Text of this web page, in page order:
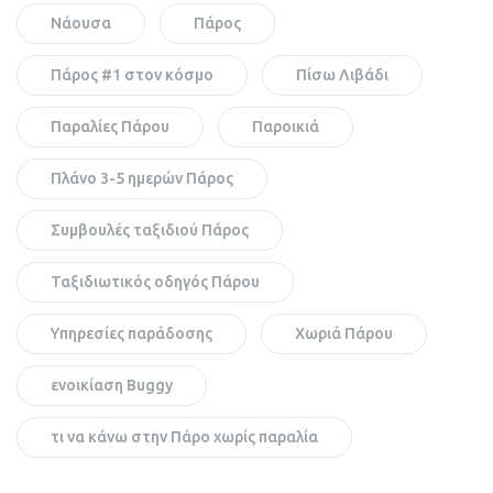
Νάουσα Πάρος
Πάρος #1 στον κόσμο Πίσω Λιβάδι
Παραλίες Πάρου Παροικιά
Πλάνο 3-5 ημερών Πάρος
Συμβουλές ταξιδιού Πάρος
Ταξιδιωτικός οδηγός Πάρου
Υπηρεσίες παράδοσης Χωριά Πάρου
ενοικίαση Buggy
τι να κάνω στην Πάρο χωρίς παραλία